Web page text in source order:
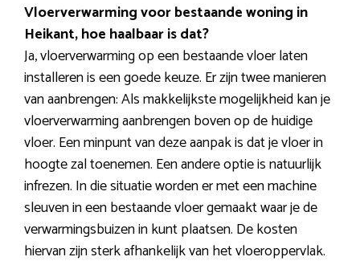
Vloerverwarming voor bestaande woning in
Heikant, hoe haalbaar is dat?
Ja, vloerverwarming op een bestaande vloer laten
installeren is een goede keuze. Er zijn twee manieren
van aanbrengen: Als makkelijkste mogelijkheid kan je
vloerverwarming aanbrengen boven op de huidige
vloer. Een minpunt van deze aanpak is dat je vloer in
hoogte zal toenemen. Een andere optie is natuurlijk
infrezen. In die situatie worden er met een machine
sleuven in een bestaande vloer gemaakt waar je de
verwarmingsbuizen in kunt plaatsen. De kosten
hiervan zijn sterk afhankelijk van het vloeroppervlak.